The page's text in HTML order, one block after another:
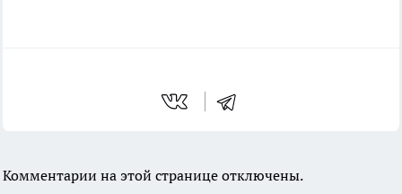
Комментарии на этой странице отключены.